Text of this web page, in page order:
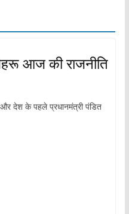
आज की राजनीति
और देश के पहले प्रधानमंत्री पंडित